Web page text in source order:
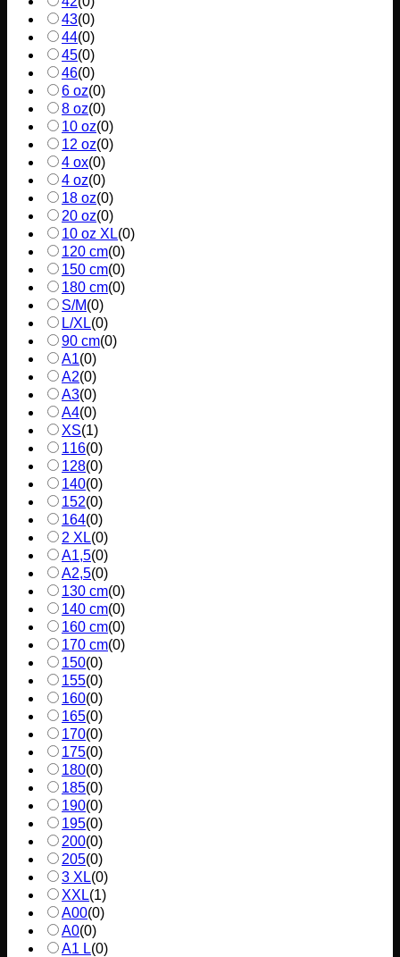
43(0)
44(0)
45(0)
46(0)
6 oz(0)
8 oz(0)
10 oz(0)
12 oz(0)
4 ox(0)
4 oz(0)
18 oz(0)
20 oz(0)
10 oz XL(0)
120 cm(0)
150 cm(0)
180 cm(0)
S/M(0)
L/XL(0)
90 cm(0)
A1(0)
A2(0)
A3(0)
A4(0)
XS(1)
116(0)
128(0)
140(0)
152(0)
164(0)
2 XL(0)
A1,5(0)
A2,5(0)
130 cm(0)
140 cm(0)
160 cm(0)
170 cm(0)
150(0)
155(0)
160(0)
165(0)
170(0)
175(0)
180(0)
185(0)
190(0)
195(0)
200(0)
205(0)
3 XL(0)
XXL(1)
A00(0)
A0(0)
A1 L(0)